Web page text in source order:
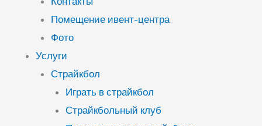
Помещение ивент-центра
Фото
Услуги
Страйкбол
Играть в страйкбол
Страйкбольный клуб